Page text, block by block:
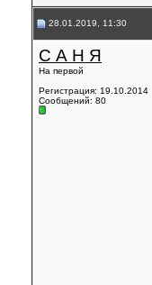
28.01.2019, 11:30
С А Н Я
На первой
Регистрация: 19.10.2014
Сообщений: 80